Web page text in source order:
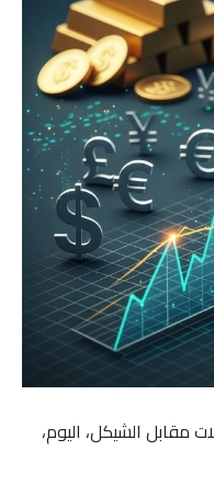
مقابل الشيكل، اليوم،